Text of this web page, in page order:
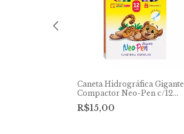
Caneta Hidrográfica Gigante
Compactor Neo-Pen c/12
cores
R$15,00